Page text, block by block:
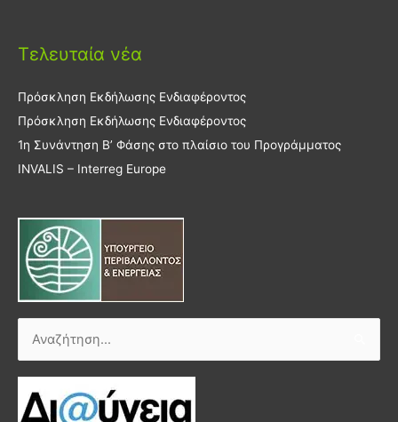
Τελευταία νέα
Πρόσκληση Εκδήλωσης Ενδιαφέροντος
Πρόσκληση Εκδήλωσης Ενδιαφέροντος
1η Συνάντηση Β’ Φάσης στο πλαίσιο του Προγράμματος
INVALIS – Interreg Europe
Αναζήτηση